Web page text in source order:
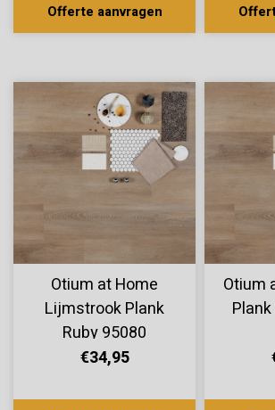
Offerte aanvragen
Otium at Home
Lijmstrook Plank
Ruby 95080
€34,95
Otium